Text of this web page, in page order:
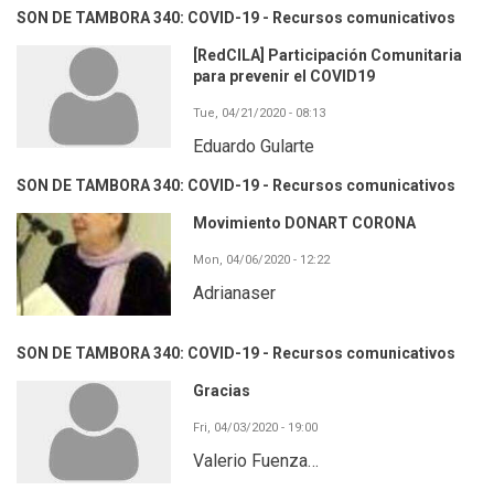
SON DE TAMBORA 340: COVID-19 - Recursos comunicativos
[RedCILA] Participación Comunitaria
para prevenir el COVID19
Tue, 04/21/2020 - 08:13
Eduardo Gularte
SON DE TAMBORA 340: COVID-19 - Recursos comunicativos
Movimiento DONART CORONA
Mon, 04/06/2020 - 12:22
Adrianaser
SON DE TAMBORA 340: COVID-19 - Recursos comunicativos
Gracias
Fri, 04/03/2020 - 19:00
Valerio Fuenza…